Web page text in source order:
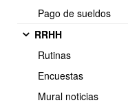
Pago de sueldos
RRHH
Rutinas
Encuestas
Mural noticias